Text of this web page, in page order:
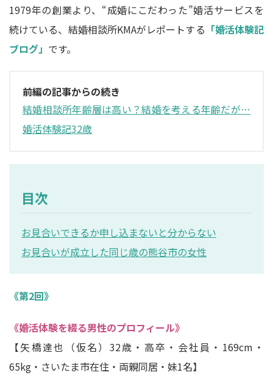
1979年の創業より、“成婚にこだわった”婚活サービスを
続けている、結婚相談所KMAがレポートする 「婚活体験記
ブログ」 です。
前編の記事からの続き
結婚相談所年齢層は高い？結婚を考える年齢だが…
婚活体験記32歳
目次
お見合いできるか申し込まないと分からない
お見合いが成立した同じ歳の熊谷市の女性
《第2回》
《婚活体験を綴る男性のプロフィール》
【矢橋達也（仮名）32歳・高卒・会社員・169cm・
65kg・さいたま市在住・両親同居・妹1名】